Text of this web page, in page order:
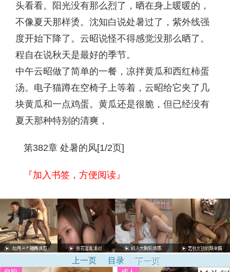
头看看。阳光没有那么烈了，晒在身上暖暖的，
不像夏天那样烫。沈知白说处暑过了，紫外线强
度开始下降了。云昭说怪不得感觉没那么晒了。
程自在说秋天是最好的季节。
中午云昭做了简单的一餐，凉拌黄瓜和西红柿蛋
汤。电子猫蹲在空椅子上等着，云昭给它夹了几
块黄瓜和一点鸡蛋。黄瓜还是很脆，但已经没有
夏天那种特别的清爽，
第382章 处暑的风[1/2页]
『加入书签，方便阅读』
上一页 目录 下一页